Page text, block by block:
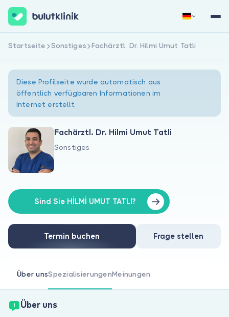
Über uns
Für Patienten
Für Ärzte
Jetzt registrieren Anmelden
Startseite Sonstiges Fachärztl. Dr. Hilmi Umut Tatli
Diese Profilseite wurde automatisch aus
öffentlich verfügbaren Informationen im
Internet erstellt.
Fachärztl. Dr. Hilmi Umut Tatli
Sonstiges
Sind Sie HİLMİ UMUT TATLI?
Termin buchen Frage stellen
Über unsSpezialisierungenMeinungen
Über uns